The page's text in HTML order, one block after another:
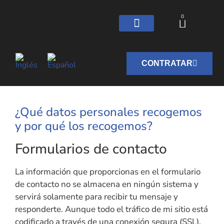
CONTRATAR
0
¿Qué datos personales recogemos
y por qué los recogemos?
Formularios de contacto
La información que proporcionas en el formulario
de contacto no se almacena en ningún sistema y
servirá solamente para recibir tu mensaje y
responderte. Aunque todo el tráfico de mi sitio está